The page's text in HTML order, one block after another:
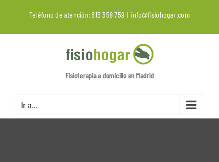
contenido
Teléfono de atención:615 358 759 | info@fisiohogar.com
Fisioterapia a domicilio en Madrid
Ir a...